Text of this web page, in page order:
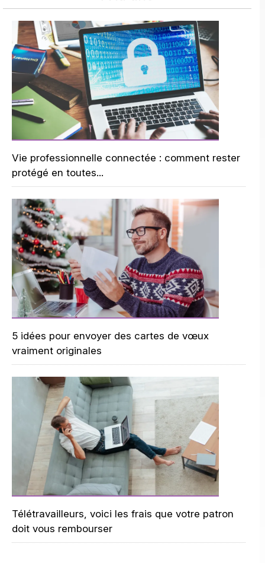
Vie professionnelle connectée : comment rester
protégé en toutes...
5 idées pour envoyer des cartes de vœux
vraiment originales
Télétravailleurs, voici les frais que votre patron
doit vous rembourser